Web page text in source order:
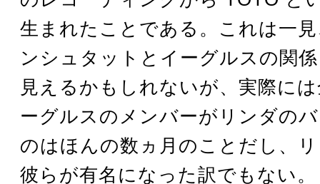
生まれたことである。これは一
ンシュタットとイーグルスの関
見えるかもしれないが、実際に
ーグルスのメンバーがリンダの
のはほんの数ヵ月のことだし、
彼らが有名になった訳でもない。